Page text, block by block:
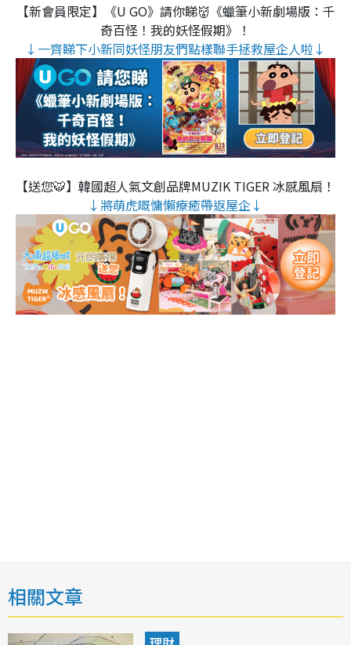
【新會員限定】《U GO》請你睇👹《蠟筆小新劇場版：千
奇百怪！我的妖怪假期》！
↓一齊睇下小新同妖怪朋友們點樣聯手拯救屋企人啦↓
【送您🐯】韓國超人氣文創品牌MUZIK TIGER 冰感風扇！
↓將萌虎嘅慵懶療癒帶返屋企↓
相關文章